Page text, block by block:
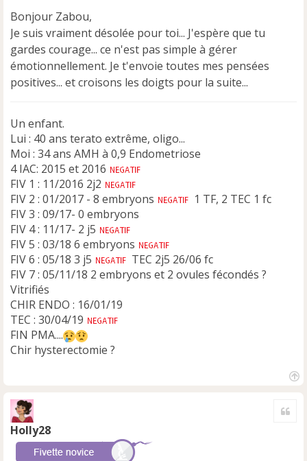
a
g
e
n
o
n
Bonjour Zabou,
Je suis vraiment désolée pour toi... J'espère que tu
gardes courage... ce n'est pas simple à gérer
émotionnellement. Je t'envoie toutes mes pensées
positives... et croisons les doigts pour la suite...
Un enfant.
Lui : 40 ans terato extrême, oligo...
Moi : 34 ans AMH à 0,9 Endometriose
4 IAC: 2015 et 2016
FIV 1 : 11/2016 2j2
FIV 2 : 01/2017 - 8 embryons
1 TF, 2 TEC 1 fc
FIV 3 : 09/17- 0 embryons
FIV 4 : 11/17- 2 j5
FIV 5 : 03/18 6 embryons
FIV 6 : 05/18 3 j5
TEC 2j5 26/06 fc
FIV 7 : 05/11/18 2 embryons et 2 ovules fécondés ?
Vitrifiés
CHIR ENDO : 16/01/19
TEC : 30/04/19
FIN PMA....
Chir hysterectomie ?
Holly28